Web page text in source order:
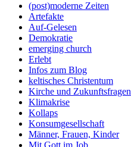
(post)moderne Zeiten
Artefakte
Auf-Gelesen
Demokratie
emerging church
Erlebt
Infos zum Blog
keltisches Christentum
Kirche und Zukunftsfragen
Klimakrise
Kollaps
Konsumgesellschaft
Männer, Frauen, Kinder